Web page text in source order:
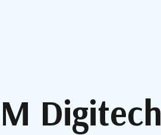
Digitech